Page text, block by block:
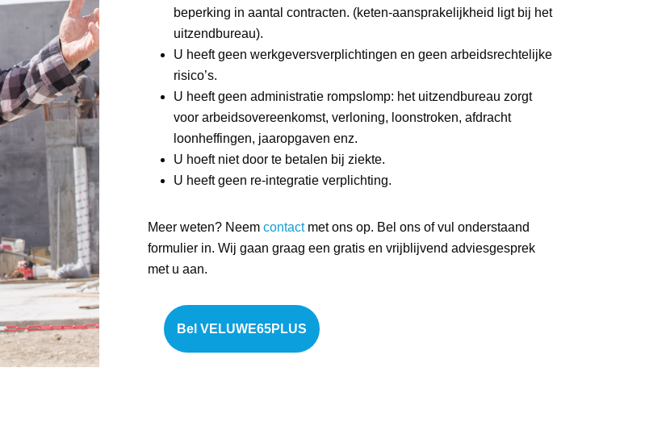
beperking in aantal contracten. (keten-aansprakelijkheid ligt bij het
uitzendbureau).
U heeft geen werkgeversverplichtingen en geen arbeidsrechtelijke
risico’s.
U heeft geen administratie rompslomp: het uitzendbureau zorgt
voor arbeidsovereenkomst, verloning, loonstroken, afdracht
loonheffingen, jaaropgaven enz.
U hoeft niet door te betalen bij ziekte.
U heeft geen re-integratie verplichting.
Meer weten? Neem contactmet ons op. Bel ons of vul onderstaand
formulier in. Wij gaan graag een gratis en vrijblijvend adviesgesprek
met u aan.
Bel VELUWE65PLUS